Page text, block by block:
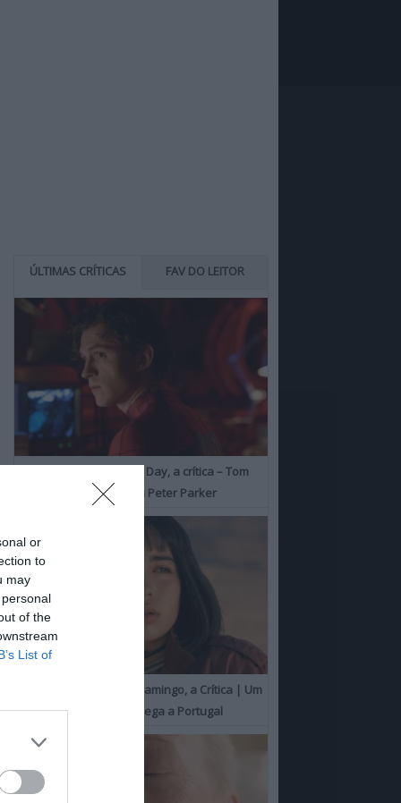
or
to
may
of the
List of
ÚLTIMAS CRÍTICAS FAV DO LEITOR
Spider-Man: Brand New Day, a crítica – Tom
Holland consolida o seu Peter Parker
O Misterioso Olhar do Flamingo, a Crítica | Um
Campeão de Cannes chega a Portugal